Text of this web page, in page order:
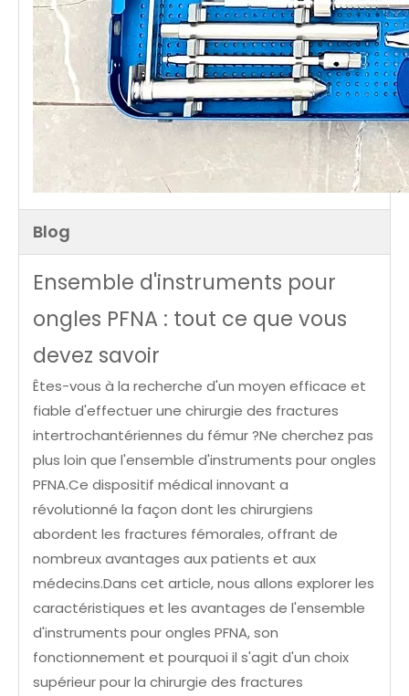
Blog
Ensemble d'instruments pour
ongles PFNA : tout ce que vous
devez savoir
Êtes-vous à la recherche d'un moyen efficace et
fiable d'effectuer une chirurgie des fractures
intertrochantériennes du fémur ?Ne cherchez pas
plus loin que l'ensemble d'instruments pour ongles
PFNA.Ce dispositif médical innovant a
révolutionné la façon dont les chirurgiens
abordent les fractures fémorales, offrant de
nombreux avantages aux patients et aux
médecins.Dans cet article, nous allons explorer les
caractéristiques et les avantages de l'ensemble
d'instruments pour ongles PFNA, son
fonctionnement et pourquoi il s'agit d'un choix
supérieur pour la chirurgie des fractures